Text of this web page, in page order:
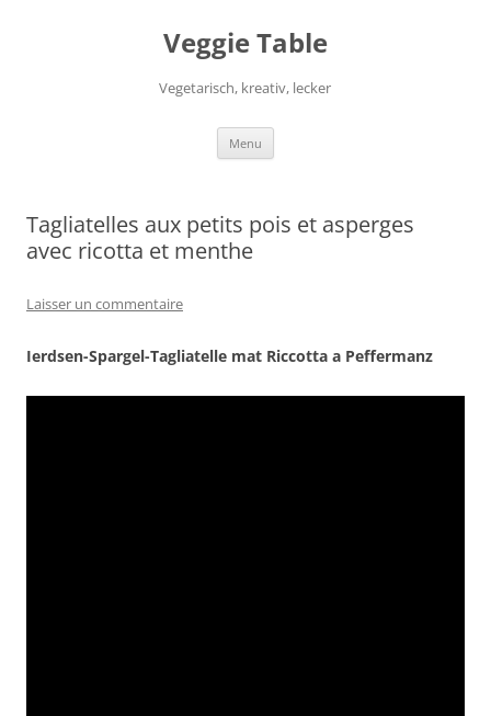
Veggie Table
Vegetarisch, kreativ, lecker
Menu
Tagliatelles aux petits pois et asperges
avec ricotta et menthe
Laisser un commentaire
Ierdsen-Spargel-Tagliatelle mat Riccotta a Peffermanz